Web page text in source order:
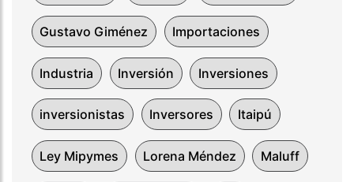
Gustavo Giménez Importaciones
Industria Inversión Inversiones
inversionistas Inversores Itaipú
Ley Mipymes Lorena Méndez Maluff